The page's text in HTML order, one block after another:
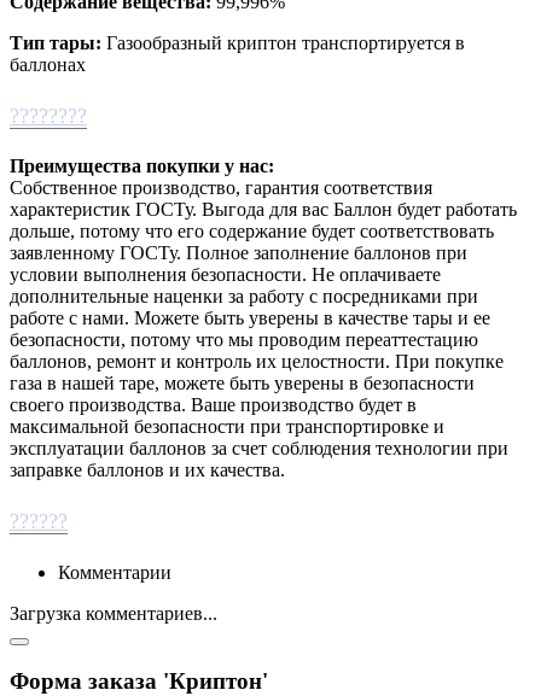
Тип тары: Газообразный криптон транспортируется в
баллонах
????????
Преимущества покупки у нас:
Собственное производство, гарантия соответствия
характеристик ГОСТу. Выгода для вас Баллон будет работать
дольше, потому что его содержание будет соответствовать
заявленному ГОСТу. Полное заполнение баллонов при
условии выполнения безопасности. Не оплачиваете
дополнительные наценки за работу с посредниками при
работе с нами. Можете быть уверены в качестве тары и ее
безопасности, потому что мы проводим переаттестацию
баллонов, ремонт и контроль их целостности. При покупке
газа в нашей таре, можете быть уверены в безопасности
своего производства. Ваше производство будет в
максимальной безопасности при транспортировке и
эксплуатации баллонов за счет соблюдения технологии при
заправке баллонов и их качества.
??????
Комментарии
Загрузка комментариев...
Форма заказа 'Криптон'